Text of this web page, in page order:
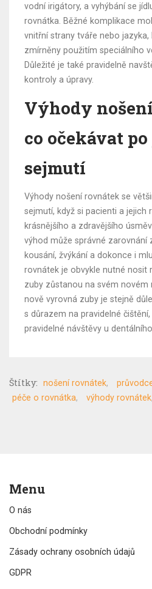
vodní irigátory, a vyhýbání se
rovnátka. Běžné komplikace
vnitřní strany tváře nebo
zmírněny použitím speciálního
Důležité je také pravidelně
kontroly a úpravy.
Výhody
co očekávat
sejmutí
Výhody nošení rovnátek se
sejmutí, když si pacienti a jejich
krásnějšího a zdravějšího
výhod může správné zarovnání
kousání, žvýkání a dokonce i
rovnátek je obvykle nutné nosit
zuby zůstanou na svém novém
nově vyrovná zuby je stejně
s důrazem na pravidelné
pravidelné návštěvy u
Štítky: nošení rovnátek
péče o rovnátka
výhody rovnátek
Menu
O nás
Obchodní podmínky
Zásady ochrany osobních údajů
GDPR